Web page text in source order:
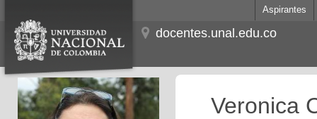
Aspirantes
docentes.unal.edu.co
Veronica